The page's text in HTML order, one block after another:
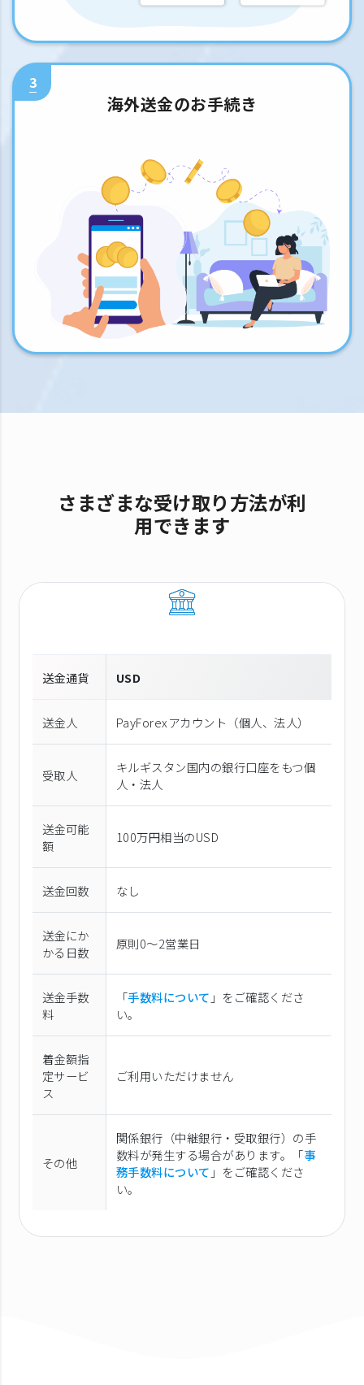
3
海外送金のお手続き
さまざまな受け取り方法が利
用できます
送金通貨 USD
送金人 PayForexアカウント（個⼈、法⼈）
受取人
キルギスタン国内の銀行口座をもつ個
人・法人
送金可能
額
100万円相当のUSD
送金回数 なし
送金にか
かる日数
原則0〜2営業日
送金手数
料
「手数料について 」をご確認くださ
い。
着金額指
定サービ
ス
ご利用いただけません
その他
関係銀行（中継銀行・受取銀行）の手
数料が発生する場合があります。「事
務手数料について 」をご確認くださ
い。